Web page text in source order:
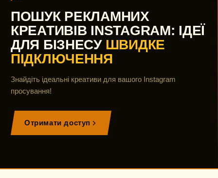
ПОШУК РЕКЛАМНИХ
КРЕАТИВІВ INSTAGRAM: ІДЕЇ
ДЛЯ БІЗНЕСУ ШВИДКЕ
ПІДКЛЮЧЕННЯ
Знайдіть ідеальні креативи для вашого Instagram
просування!
Отримати доступ